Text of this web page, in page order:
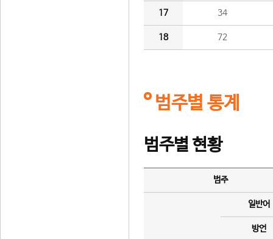
17 34
18 72
범주별 통계
범주별 현황
범주
일반어
방언